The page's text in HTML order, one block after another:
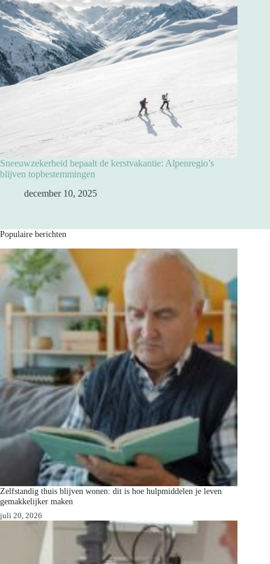
Sneeuwzekerheid bepaalt de kerstvakantie: Alpenregio’s
blijven topbestemmingen
december 10, 2025
Populaire berichten
Zelfstandig thuis blijven wonen: dit is hoe hulpmiddelen je leven
gemakkelijker maken
juli 20, 2026